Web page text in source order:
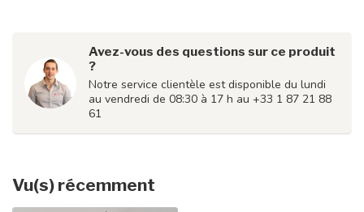
Avez-vous des questions sur ce produit
?
Notre service clientèle est disponible du lundi
au vendredi de 08:30 à 17 h au +33 1 87 21 88
61
Vu(s) récemment